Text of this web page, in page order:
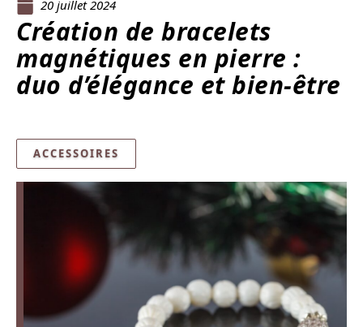
20 juillet 2024
Création de bracelets
magnétiques en pierre :
duo d’élégance et bien-être
ACCESSOIRES